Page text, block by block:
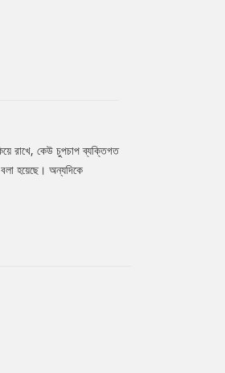
রাখে, কেউ চুপচাপ ব্যক্তিগত
হয়েছে। অন্যদিকে